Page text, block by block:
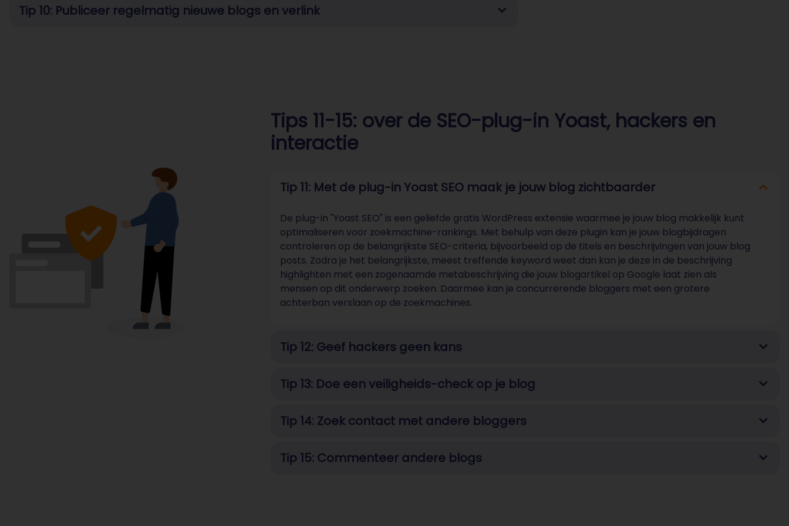
Tip 10: Publiceer regelmatig nieuwe blogs en verlink
Tips 11-15: over de SEO-plug-in Yoast, hackers en
interactie
Tip 11: Met de plug-in Yoast SEO maak je jouw blog zichtbaarder
De plug-in "Yoast SEO" is een geliefde gratis WordPress extensie waarmee je jouw blog makkelijk kunt
optimaliseren voor zoekmachine-rankings. Met behulp van deze plugin kan je jouw blogbijdragen
controleren op de belangrijkste SEO-criteria, bijvoorbeeld op de titels en beschrijvingen van jouw blog
posts. Zodra je het belangrijkste, meest treffende keyword weet dan kan je deze in de beschrijving
highlighten met een zogenaamde metabeschrijving die jouw blogartikel op Google laat zien als
mensen op dit onderwerp zoeken. Daarmee kan je concurrerende bloggers met een grotere
achterban verslaan op de zoekmachines.
Tip 12: Geef hackers geen kans
Tip 13: Doe een veiligheids-check op je blog
Tip 14: Zoek contact met andere bloggers
Tip 15: Commenteer andere blogs